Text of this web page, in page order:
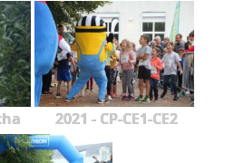
2021 - CP-CE1-CE2